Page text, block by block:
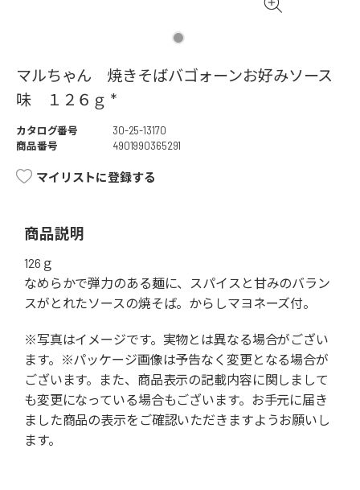
マルちゃん 焼きそばバゴォーンお好みソース
味 １２６ｇ *
カタログ番号
30-25-13170
商品番号
4901990365291
マイリストに登録する
商品説明
126ｇ
なめらかで弾力のある麺に、スパイスと甘みのバラン
スがとれたソースの焼そば。からしマヨネーズ付。
※写真はイメージです。実物とは異なる場合がござい
ます。※パッケージ画像は予告なく変更となる場合が
ございます。また、商品表示の記載内容に関しまして
も変更になっている場合もございます。お手元に届き
ました商品の表示をご確認いただきますようお願いし
ます。